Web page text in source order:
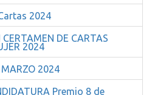
2024
DE CARTAS
2024
MARZO 2024
Premio 8 de